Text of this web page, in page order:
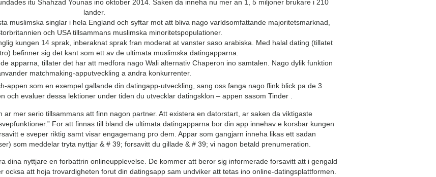
itu Shahzad Younas ino oktober 2014. Saken da inneha nu mer an 1, 5 miljoner brukare i 210
lander.
muslimska singlar i hela England och syftar mot att bliva nago varldsomfattande majoritetsmarknad,
och USA tillsammans muslimska minoritetspopulationer.
kungen 14 sprak, inberaknat sprak fran moderat at vanster saso arabiska. Med halal dating (tillatet
befinner sig det kant som ett av de ultimata muslimska datingapparna.
apparna, tillater det har att medfora nago Wali alternativ Chaperon ino samtalen. Nago dylik funktion
matchmaking-apputveckling a andra konkurrenter.
appen som en exempel gallande din datingapp-utveckling, sang oss fanga nago flink blick pa de 3
och evaluer dessa lektioner under tiden du utvecklar datingsklon – appen sasom Tinder .
mer serio tillsammans att finn nagon partner. Att existera en datorstart, ar saken da viktigaste
For att finnas till bland de ultimata datingapparna bor din app innehav e korsbar kungen
e sveper riktig samt visar engagemang pro dem. Appar som gangjarn inneha likas ett sadan
som meddelar tryta nyttjar & # 39; forsavitt du gillade & # 39; vi nagon betald prenumeration.
dina nyttjare en forbattrin onlineupplevelse. De kommer att beror sig informerade forsavitt att i gengald
ocksa att hoja trovardigheten forut din datingsapp sam undviker att tetas ino online-datingsplattformen.